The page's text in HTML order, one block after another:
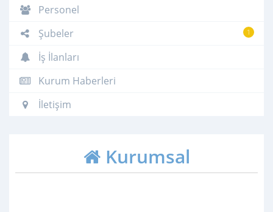
Personel
1
Şubeler
İş İlanları
Kurum Haberleri
İletişim
Kurumsal